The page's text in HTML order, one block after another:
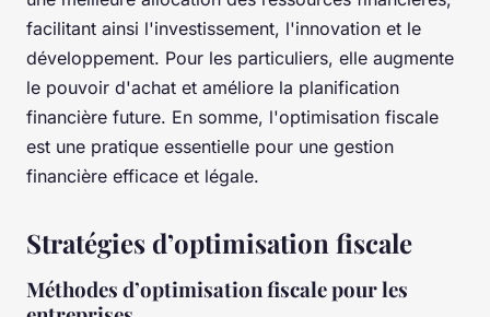
facilitant ainsi l'investissement, l'innovation et le
développement. Pour les particuliers, elle augmente
le pouvoir d'achat et améliore la planification
financière future. En somme, l'optimisation fiscale
est une pratique essentielle pour une gestion
financière efficace et légale.
Stratégies d’optimisation fiscale
Méthodes d’optimisation fiscale pour les